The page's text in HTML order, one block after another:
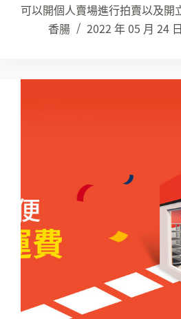
可以開個人賣場進行拍賣以及開
香腸
2022 年 05 月 24 日